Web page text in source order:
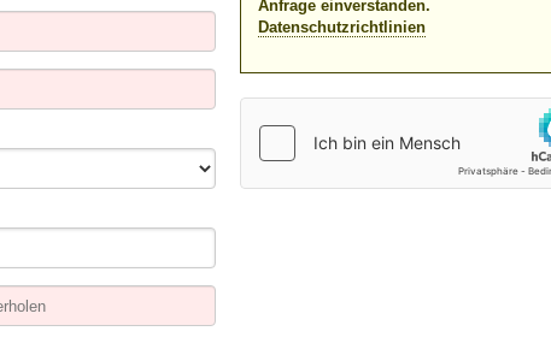
Anfrage einverstanden.
Datenschutzrichtlinien